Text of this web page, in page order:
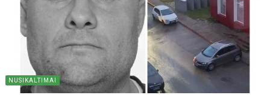
NUSIKALTIMAI